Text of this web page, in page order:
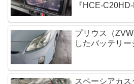
『HCE-
プリウス（
したバッテリ
スペーシアカ